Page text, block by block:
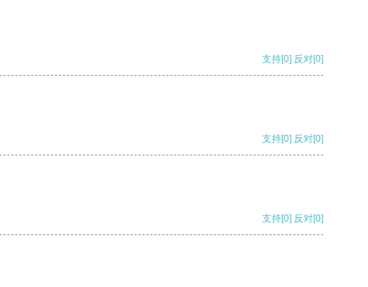
支持[0] 反对[0]
支持[0] 反对[0]
支持[0] 反对[0]